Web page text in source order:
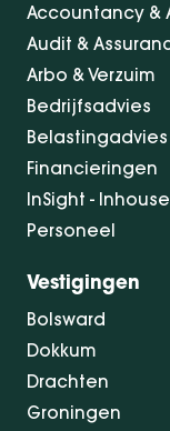
Accountancy &
Audit &
Arbo & Verzuim
Bedrijfsadvies
Belastingadvies
Financieringen
InSight -
Personeel
Vestigingen
Bolsward
Dokkum
Drachten
Groningen